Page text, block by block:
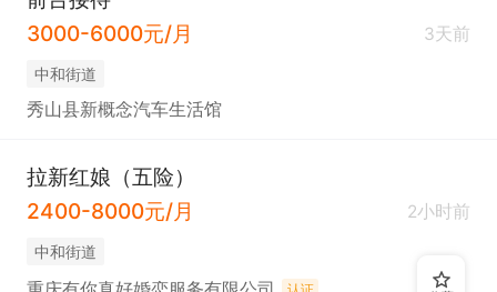
3000-6000元/月
3天前
中和街道
秀山县新概念汽车生活馆
拉新红娘（五险）
2400-8000元/月
2小时前
中和街道